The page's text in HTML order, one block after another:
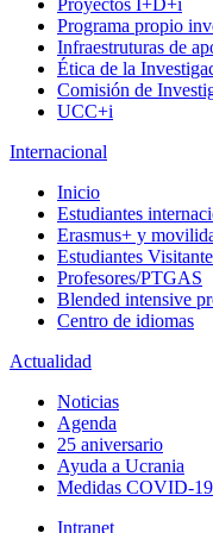
Proyectos I+D+i
Programa propio
Infraestruturas de
Ética de la
Comisión de
UCC+i
Internacional
Inicio
Estudiantes
Erasmus+ y
Estudiantes
Profesores/PTGAS
Blended intensive
Centro de idiomas
Actualidad
Noticias
Agenda
25 aniversario
Ayuda a Ucrania
Medidas COVID-19
Intranet